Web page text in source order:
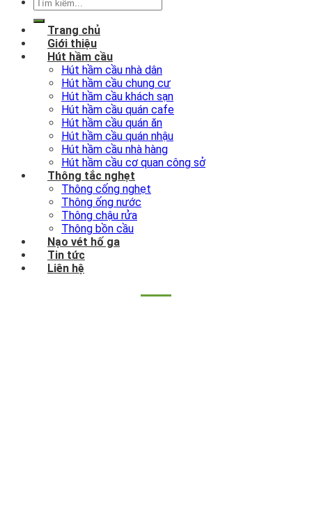
Trang chủ
Giới thiệu
Hút hầm cầu
Hút hầm cầu nhà dân
Hút hầm cầu chung cư
Hút hầm cầu khách sạn
Hút hầm cầu quán cafe
Hút hầm cầu quán ăn
Hút hầm cầu quán nhậu
Hút hầm cầu nhà hàng
Hút hầm cầu cơ quan công sở
Thông tắc nghẹt
Thông cống nghẹt
Thông ống nước
Thông chậu rửa
Thông bồn cầu
Nạo vét hố ga
Tin tức
Liên hệ